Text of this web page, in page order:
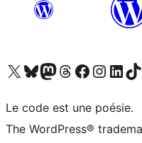
Visitez notre compte X (précédemment Twitter)
Visiter notre compte Bluesky
Visiter notre compte Mastodon
Visiter notre compte Threads
Consulter notre compte
Consulter notre
ConsulterVisiter
Le code est une poésie.
The WordPress®